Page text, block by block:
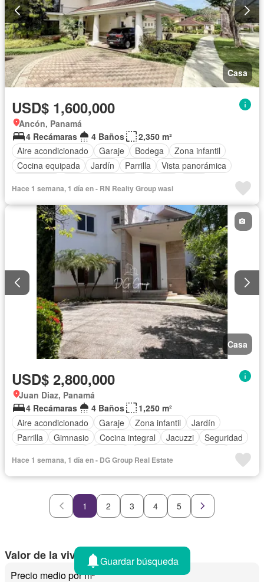
Casa
USD$ 1,600,000
Ancón, Panamá
4 Recámaras
4 Baños
2,350 m²
Aire acondicionado
Garaje Bodega
Zona infantil
Cocina equipada
Jardín Parrilla
Vista panorámica
Hace 1 semana, 1 día en - RN Realty Group wasi
Casa
USD$ 2,800,000
Juan Diaz, Panamá
4 Recámaras
4 Baños
1,250 m²
Aire acondicionado
Garaje Zona infantil
Jardín
Parrilla
Gimnasio Cocina integral Jacuzzi
Seguridad
Hace 1 semana, 1 día en - DG Group Real Estate
1 2 3 4 5
Valor de la vivienda en Panamá
Precio medio por m²
Guardar búsqueda